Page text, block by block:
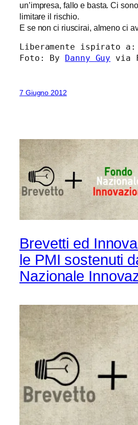
un’impresa, fallo e basta. Ci
limitare il rischio.
E se non ci riuscirai, almeno ci
Liberamente ispirato a:
Foto: By Danny Guy via
7 Giugno 2012
Brevetti ed
le PMI sostenuti
Nazionale